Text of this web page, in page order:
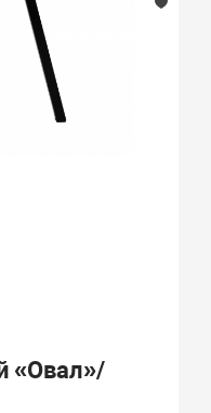
«Овал»/